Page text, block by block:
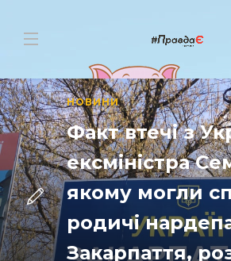
НОВИНИ
Факт втечі з
ексміністра
якому могли
родичі
Закарпаття,